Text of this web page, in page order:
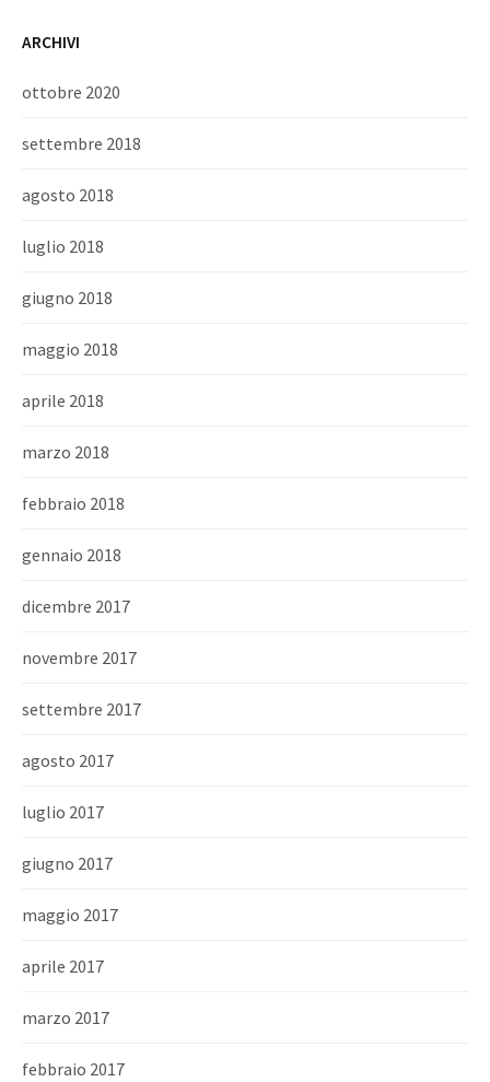
ARCHIVI
ottobre 2020
settembre 2018
agosto 2018
luglio 2018
giugno 2018
maggio 2018
aprile 2018
marzo 2018
febbraio 2018
gennaio 2018
dicembre 2017
novembre 2017
settembre 2017
agosto 2017
luglio 2017
giugno 2017
maggio 2017
aprile 2017
marzo 2017
febbraio 2017